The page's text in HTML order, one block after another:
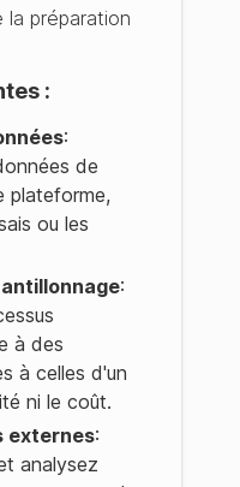
préparation
:
:
de
plateforme,
ou les
:
à des
à celles d'un
ni le coût.
externes:
analysez